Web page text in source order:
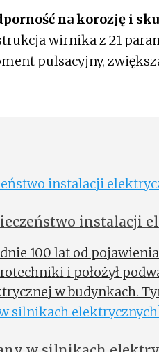
na korozję i
wirnika z 21
pulsacyjny,
instalacji
100 lat od
i położył
w budynkach.
z wyzwalaczem